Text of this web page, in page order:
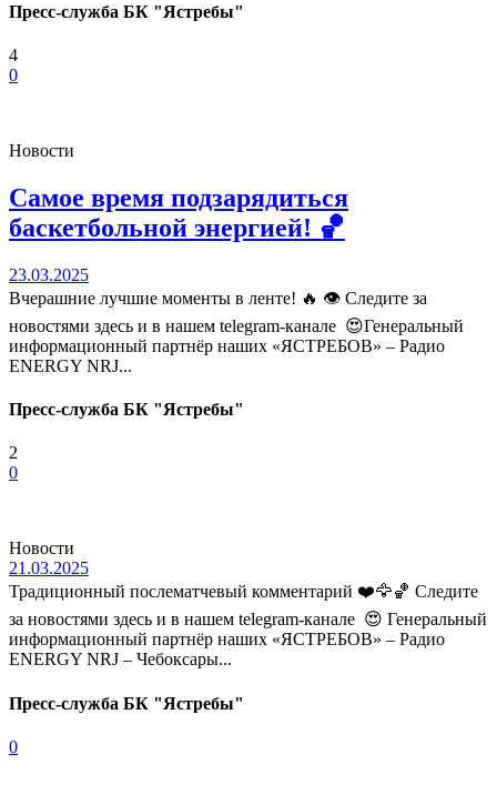
Пресс-служба БК "Ястребы"
4
0
Новости
Самое время подзарядиться
баскетбольной энергией! 🏀
23.03.2025
Вчерашние лучшие моменты в ленте! 🔥 👁 Следите за
новостями здесь и в нашем telegram-канале 😍Генеральный
информационный партнёр наших «ЯСТРЕБОВ» – Радио
ENERGY NRJ...
Пресс-служба БК "Ястребы"
2
0
Новости
21.03.2025
Традиционный послематчевый комментарий ❤️🦅🏀 Следите
за новостями здесь и в нашем telegram-канале 😍 Генеральный
информационный партнёр наших «ЯСТРЕБОВ» – Радио
ENERGY NRJ – Чебоксары...
Пресс-служба БК "Ястребы"
0